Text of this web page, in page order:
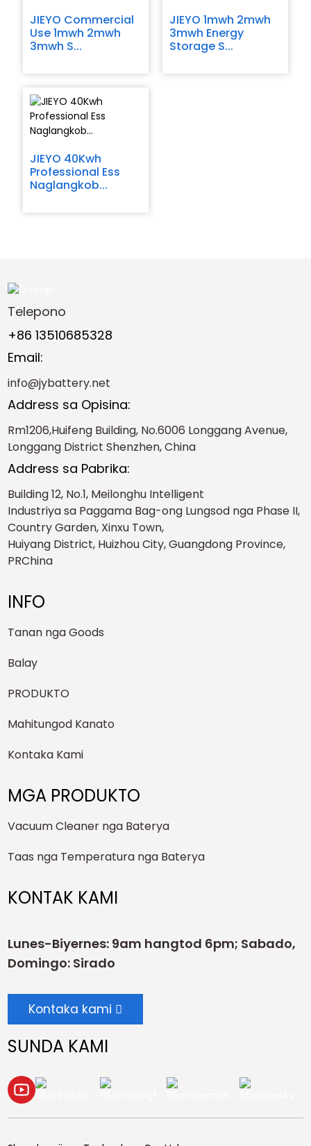
JIEYO Commercial
Use 1mwh 2mwh
3mwh S...
JIEYO 1mwh 2mwh
3mwh Energy
Storage S...
JIEYO 40Kwh
Professional Ess
Naglangkob...
Telepono
+86 13510685328
Email:
info@jybattery.net
Address sa Opisina:
Rm1206,Huifeng Building, No.6006 Longgang Avenue,
Longgang District Shenzhen, China
Address sa Pabrika:
Building 12, No.1, Meilonghu Intelligent
Industriya sa Paggama Bag-ong Lungsod nga Phase II,
Country Garden, Xinxu Town,
Huiyang District, Huizhou City, Guangdong Province,
PRChina
INFO
Tanan nga Goods
Balay
PRODUKTO
Mahitungod Kanato
Kontaka Kami
MGA PRODUKTO
Vacuum Cleaner nga Baterya
Taas nga Temperatura nga Baterya
KONTAK KAMI
Lunes-Biyernes: 9am hangtod 6pm; Sabado,
Domingo: Sirado
Kontaka kami
SUNDA KAMI